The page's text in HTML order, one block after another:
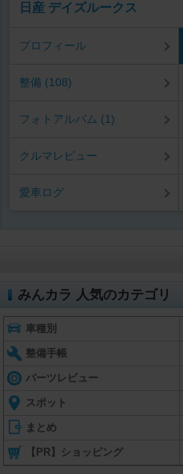
日産 デイズルークス
プロフィール
整備 (108)
フォトアルバム (1)
クルマレビュー
愛車ログ
みんカラ 人気のカテゴリ
車種別
整備手帳
パーツレビュー
スポット
まとめ
【PR】ショッピング